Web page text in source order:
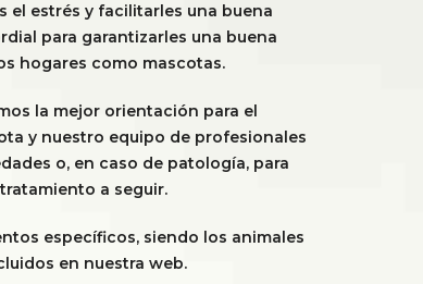
el estrés y facilitarles una buena
para garantizarles una buena
hogares como mascotas.
la mejor orientación para el
y nuestro equipo de profesionales
o, en caso de patología, para
a seguir.
específicos, siendo los animales
en nuestra web.